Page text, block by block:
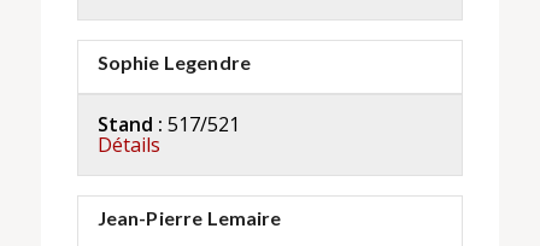
Sophie Legendre
Stand : 517/521
Détails
Jean-Pierre Lemaire